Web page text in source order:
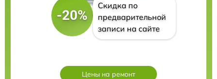
-20%
Скидка по
предварительной
записи на сайте
Цены на ремонт